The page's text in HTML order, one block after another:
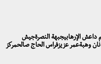
داعش الإرهابيجبهة النصرةجيش
وهبةعمر عزيزفراس الحاج صالحمركز